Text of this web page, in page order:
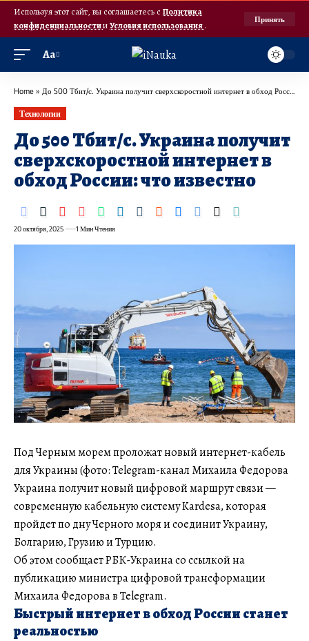
Используя этот сайт, вы соглашаетесь с Политика
конфиденциальностииУсловия использования.
Принять
Аа
Home » До 500 Тбит/с. Украина получит сверхскоростной интернет в обход России: что известно
Технологии
До 500 Тбит/с. Украина получит
сверхскоростной интернет в
обход России: что известно
20 октября, 2025 1 Мин Чтения
Под Черным морем проложат новый интернет-кабель
для Украины (фото: Telegram-канал Михаила Федорова
Украина получит новый цифровой маршрут связи —
современную кабельную систему Kardesa, которая
пройдет по дну Черного моря и соединит Украину,
Болгарию, Грузию и Турцию.
Об этом сообщает РБК-Украина со ссылкой на
публикацию министра цифровой трансформации
Михаила Федорова в Telegram.
Быстрый интернет в обход России станет
реальностью